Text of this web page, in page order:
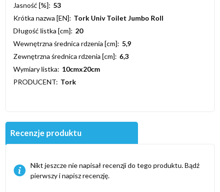
Jasność [%]: 53
Krótka nazwa [EN]: Tork Univ Toilet Jumbo Roll
Długość listka [cm]: 20
Wewnętrzna średnica rdzenia [cm]: 5,9
Zewnętrzna średnica rdzenia [cm]: 6,3
Wymiary listka: 10cmx20cm
PRODUCENT: Tork
Recenzje produktu
Nikt jeszcze nie napisał recenzji do tego produktu. Bądź
pierwszy i napisz recenzję.